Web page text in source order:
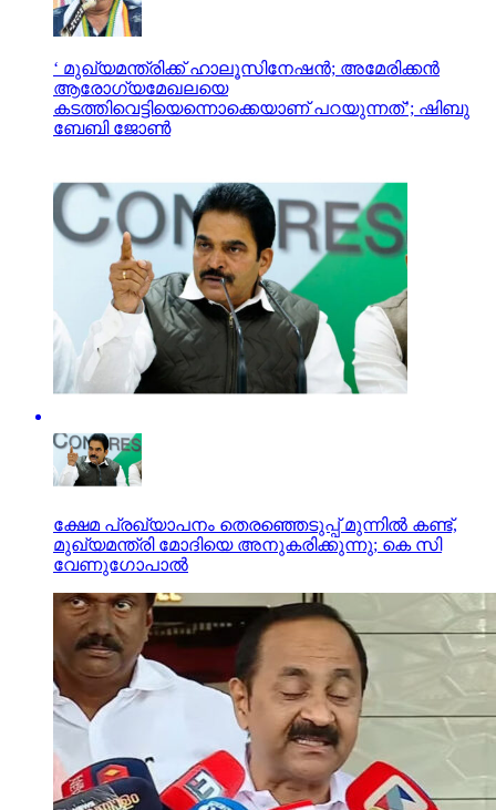
‘ മുഖ്യമന്ത്രിക്ക് ഹാലൂസിനേഷന്‍; അമേരിക്കന്‍
ആരോഗ്യമേഖലയെ
കടത്തിവെട്ടിയെന്നൊക്കെയാണ് പറയുന്നത്’; ഷിബു
ബേബി ജോണ്‍
ക്ഷേമ പ്രഖ്യാപനം തെരഞ്ഞെടുപ്പ് മുന്നിൽ കണ്ട്,
മുഖ്യമന്ത്രി മോദിയെ അനുകരിക്കുന്നു; കെ സി
വേണുഗോപാൽ